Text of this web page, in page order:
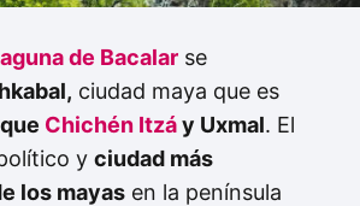
de Bacalar se
ciudad maya que es
Chichén Itzáy Uxmal. El
y ciudad más
los mayas en la península